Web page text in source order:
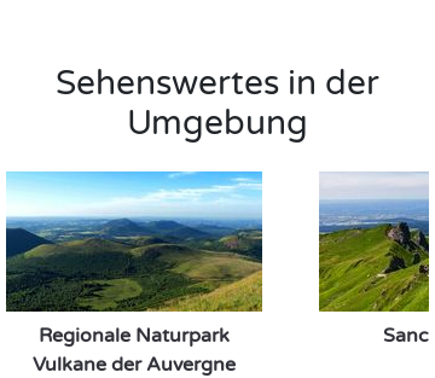
Sehenswertes in der
Umgebung
Regionale Naturpark
Vulkane der Auvergne